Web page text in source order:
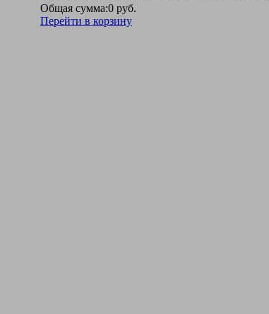
Общая сумма:0 руб.
Перейти в корзину